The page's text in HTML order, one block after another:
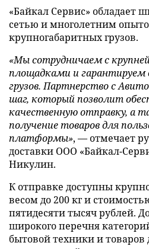
«Байкал Сервис» обладает
сетью и многолетним
крупногабаритных грузов.
«Мы сотрудничаем с
площадками и гарантируем
грузов. Партнерство с
шаг, который позволит
качественную отправку, а
получение товаров для
платформы», — отмечает
доставки ООО «Байкал-
Никулин.
К отправке доступны
весом до 200 кг и
пятидесяти тысяч рублей.
широкого перечня
бытовой техники и товаров